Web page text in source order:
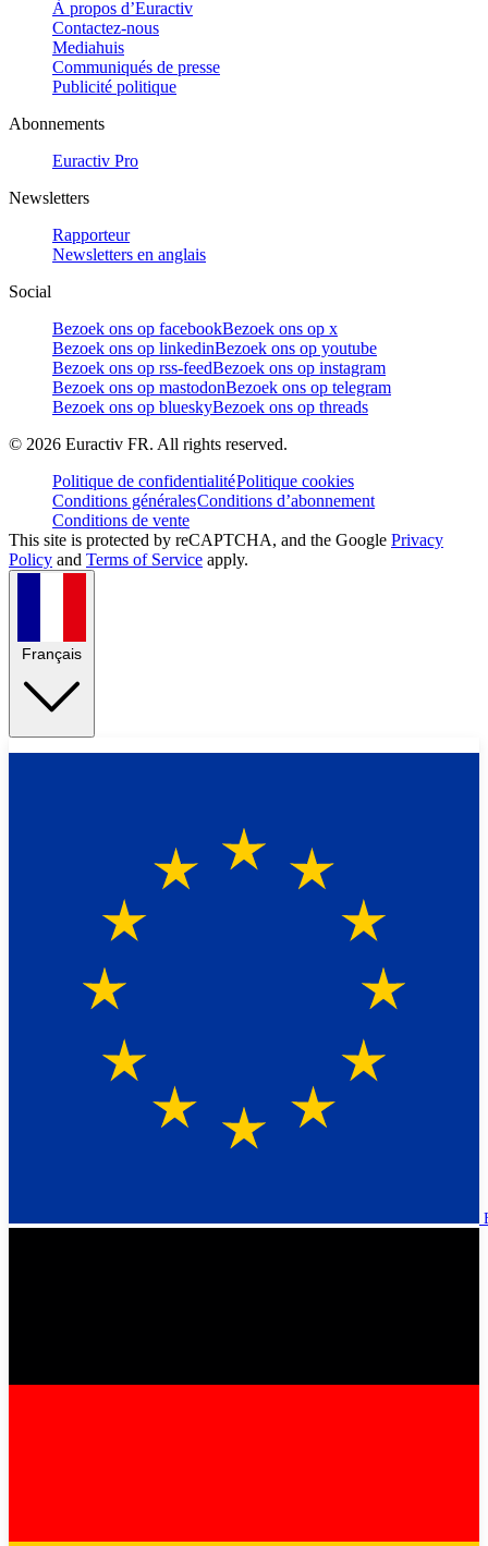
À propos d’Euractiv
Contactez-nous
Mediahuis
Communiqués de presse
Publicité politique
Abonnements
Euractiv Pro
Newsletters
Rapporteur
Newsletters en anglais
Social
Bezoek ons op facebookBezoek ons op x
Bezoek ons op linkedinBezoek ons op youtube
Bezoek ons op rss-feedBezoek ons op instagram
Bezoek ons op mastodonBezoek ons op telegram
Bezoek ons op blueskyBezoek ons op threads
© 2026 Euractiv FR. All rights reserved.
Politique de confidentialitéPolitique cookies
Conditions généralesConditions d’abonnement
Conditions de vente
This site is protected by reCAPTCHA, and the Google Privacy
Policy and Terms of Service apply.
Français